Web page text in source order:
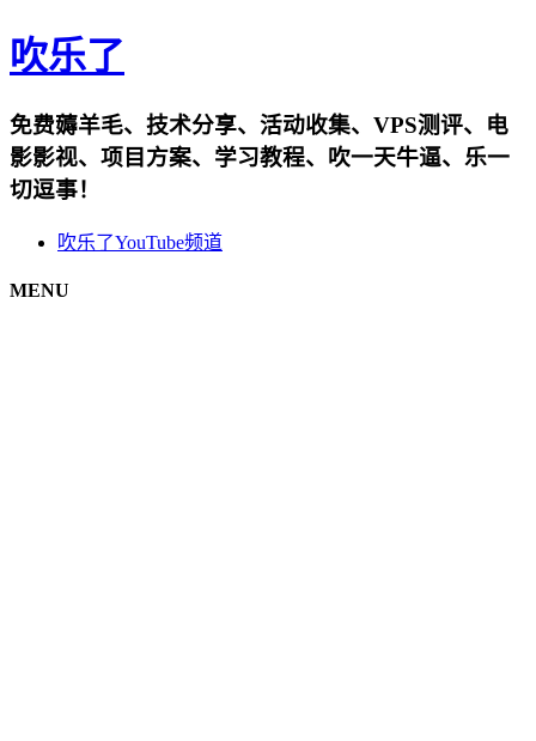
吹乐了
免费薅羊毛、技术分享、活动收集、VPS测评、电
影影视、项目方案、学习教程、吹一天牛逼、乐一
切逗事！
吹乐了YouTube频道
MENU